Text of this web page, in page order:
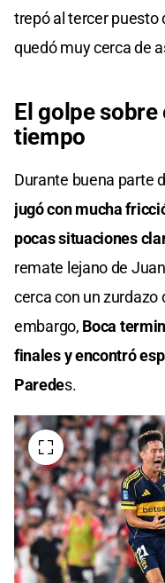
trepó al tercer puesto
quedó muy cerca de
El golpe
tiempo
Durante buena parte
jugó con mucha
pocas situaciones
remate lejano de
cerca con un zurdazo
embargo, Boca
finales y encontró
Paredes.